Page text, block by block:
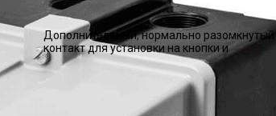
Дополнительный, нормально разомкнутый
контакт для установки на кнопки и